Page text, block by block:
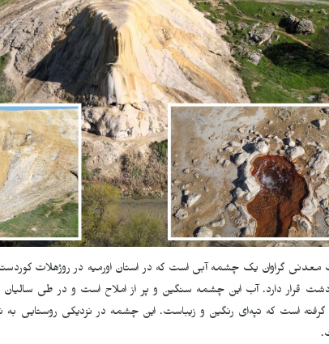
گراوان یک چشمه آبی است که در استان اورمیه در روژهلات
قرار دارد. آب این چشمه سنگین و پر از املاح است و در طی
است که تپه‌ای رنگین و زیباست. این چشمه در نزدیکی روستایی به